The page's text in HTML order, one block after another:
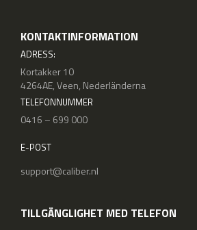
KONTAKTINFORMATION
ADRESS:
Kortakker 10
4264AE, Veen, Nederländerna
TELEFONNUMMER
0416 – 699 000
E-POST
support@caliber.nl
TILLGÄNGLIGHET MED TELEFON